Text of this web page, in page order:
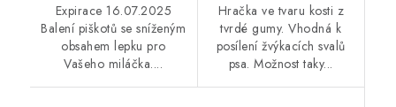
Expirace 16.07.2025
Balení piškotů se sníženým
obsahem lepku pro
Vašeho miláčka....
Hračka ve tvaru kosti z
tvrdé gumy. Vhodná k
posílení žvýkacích svalů
psa. Možnost taky...